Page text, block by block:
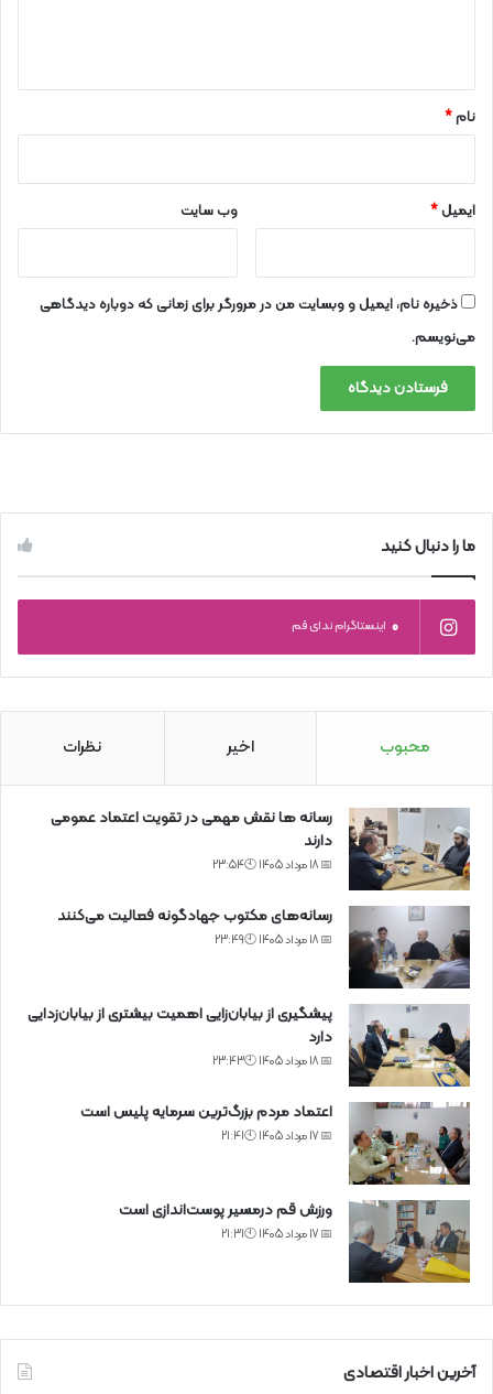
نام*
ایمیل* وب‌ سایت
ذخیره نام، ایمیل و وبسایت من در مرورگر برای زمانی که دوباره دیدگاهی
می‌نویسم.
ما را دنبال کنید
0 اینستاگرام ندای قم
محبوب اخیر نظرات
رسانه ها نقش مهمی در تقویت اعتماد عمومی
دارند
📅 18 مرداد 1405 🕙23:54
رسانه‌های مکتوب جهادگونه فعالیت می‌کنند
📅 18 مرداد 1405 🕙23:49
پیشگیری از بیابان‌زایی اهمیت بیشتری از بیابان‌زدایی
دارد
📅 18 مرداد 1405 🕙23:43
اعتماد مردم بزرگ‌ترین سرمایه پلیس است
📅 17 مرداد 1405 🕙21:41
ورزش قم درمسیر پوست‌اندازی است
📅 17 مرداد 1405 🕙21:31
آخرین اخبار اقتصادی